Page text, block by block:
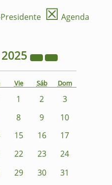
☒ Agenda
2025
Vie Sáb Dom
1 2
3
8 9
10
15 16
17
22 23
24
29 30
31